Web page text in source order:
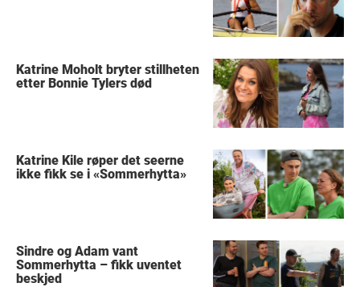
Katrine Moholt bryter stillheten
etter Bonnie Tylers død
Katrine Kile røper det seerne
ikke fikk se i «Sommerhytta»
Sindre og Adam vant
Sommerhytta – fikk uventet
beskjed